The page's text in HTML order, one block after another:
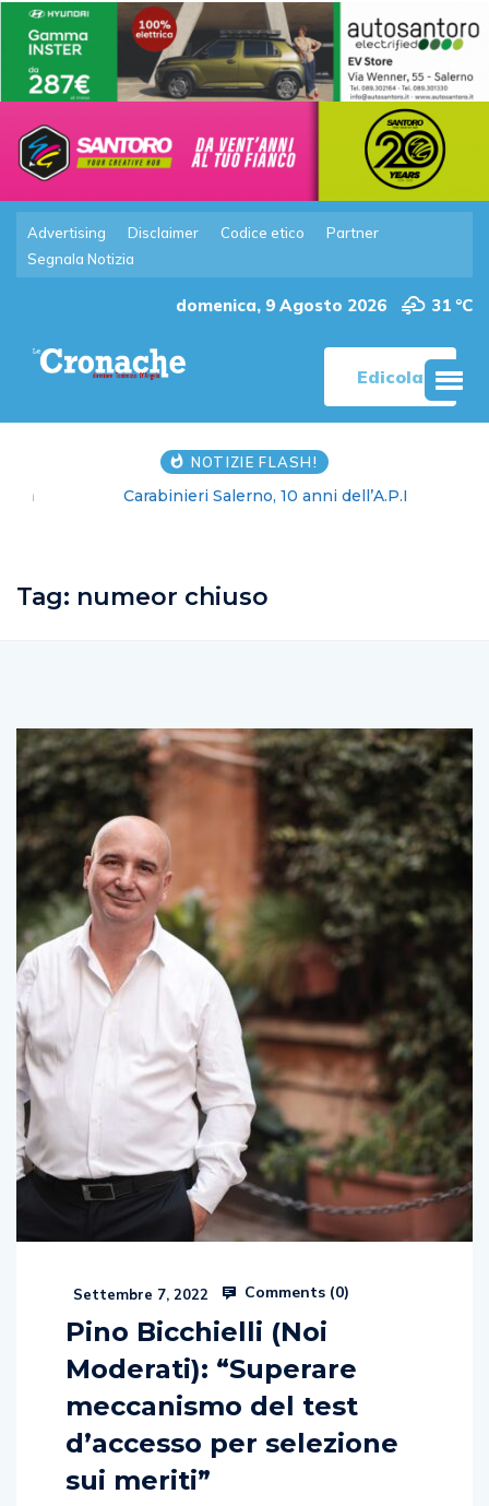
Advertising Disclaimer Codice etico
Partner
Segnala Notizia
domenica, 9 Agosto 2026 31 °C
Edicola
NOTIZIE FLASH!
Carabinieri Salerno, 10 anni dell’A.P.I
Pino Bicchielli (Noi
Moderati): “Superare
meccanismo del test
d’accesso per selezione
sui meriti”